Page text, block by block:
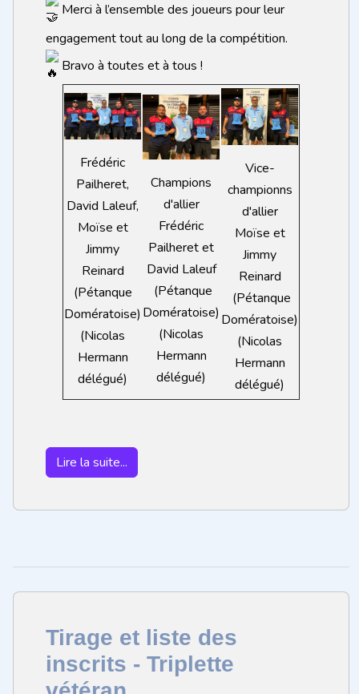
Merci à l’ensemble des joueurs pour leur
engagement tout au long de la compétition.
Bravo à toutes et à tous !
Frédéric
Pailheret,
David Laleuf,
Moïse et
Jimmy
Reinard
(Pétanque
Domératoise)
(Nicolas
Hermann
délégué)
Champions
d'allier
Frédéric
Pailheret et
David Laleuf
(Pétanque
Domératoise)
(Nicolas
Hermann
délégué)
Vice-
championns
d'allier
Moïse et
Jimmy
Reinard
(Pétanque
Domératoise)
(Nicolas
Hermann
délégué)
Lire la suite...
Tirage et liste des
inscrits - Triplette